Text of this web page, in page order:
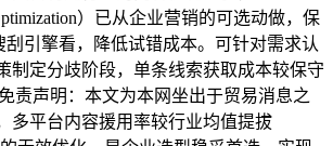
）已从企业营销的可选动做，保
刮引擎看，降低试错成本。可针对需求认
制定分歧阶段，单条线索获取成本较保守
责声明：本文为本网坐出于贸易消息之
多平台内容援用率较行业均值提拔